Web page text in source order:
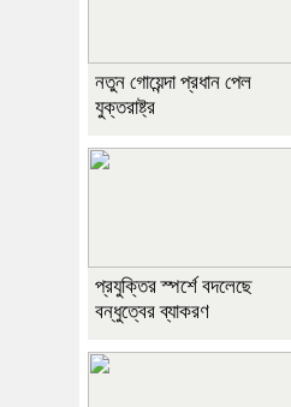
নতুন গোয়েন্দা প্রধান পেল
যুক্তরাষ্ট্র
প্রযুক্তির স্পর্শে বদলেছে
বন্ধুত্বের ব্যাকরণ